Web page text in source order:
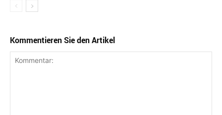
Kommentieren Sie den Artikel